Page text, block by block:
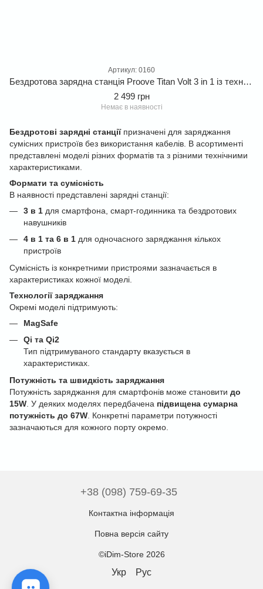
Артикул: 0160
Бездротова зарядна станція Proove Titan Volt 3 in 1 із технологією Magnetic Ring. Швидка бездротова зарядка для телефона, годинника та навушників
2 499 грн
Немає в наявності
Бездротові зарядні станціїпризначені для заряджання
сумісних пристроїв без використання кабелів. В асортименті
представлені моделі різних форматів та з різними технічними
характеристиками.
Формати та сумісність
В наявності представлені зарядні станції:
3 в 1 для смартфона, смарт-годинника та бездротових
навушників
4 в 1 та 6 в 1 для одночасного заряджання кількох
пристроїв
Сумісність із конкретними пристроями зазначається в
характеристиках кожної моделі.
Технології заряджання
Окремі моделі підтримують:
MagSafe
Qi та Qi2
Тип підтримуваного стандарту вказується в
характеристиках.
Потужність та швидкість заряджання
Потужність заряджання для смартфонів може становити до
15W . У деяких моделях передбачена підвищена сумарна
потужність до 67W . Конкретні параметри потужності
зазначаються для кожного порту окремо.
+38 (098) 759-69-35
Контактна інформація
Повна версія сайту
©iDim-Store 2026
Укр Рус